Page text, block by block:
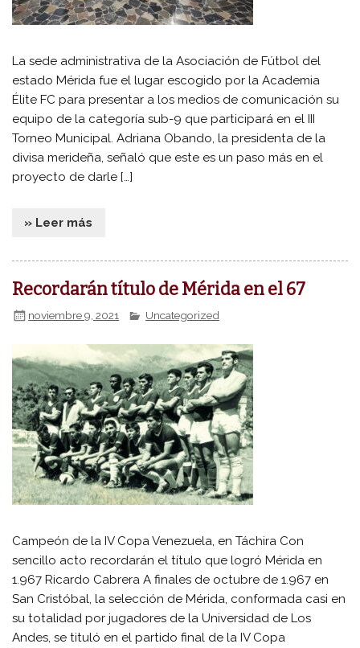
La sede administrativa de la Asociación de Fútbol del
estado Mérida fue el lugar escogido por la Academia
Élite FC para presentar a los medios de comunicación su
equipo de la categoría sub-9 que participará en el III
Torneo Municipal. Adriana Obando, la presidenta de la
divisa merideña, señaló que este es un paso más en el
proyecto de darle […]
» Leer más
Recordarán título de Mérida en el 67
noviembre 9, 2021 Uncategorized
Campeón de la IV Copa Venezuela, en Táchira Con
sencillo acto recordarán el título que logró Mérida en
1.967 Ricardo Cabrera A finales de octubre de 1.967 en
San Cristóbal, la selección de Mérida, conformada casi en
su totalidad por jugadores de la Universidad de Los
Andes, se tituló en el partido final de la IV Copa